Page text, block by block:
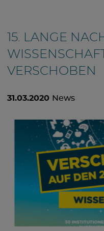
15. LANGE
VERSCHOBEN
31.03.2020 News